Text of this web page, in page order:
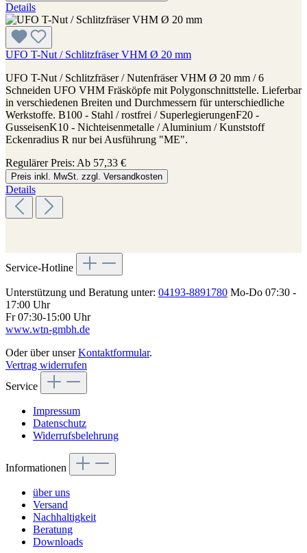
Details
UFO T-Nut / Schlitzfräser VHM Ø 20 mm
UFO T-Nut / Schlitzfräser / Nutenfräser VHM Ø 20 mm / 6
Schneiden UFO VHM Fräsköpfe mit Polygonschnittstelle. Lieferbar
in verschiedenen Breiten und Durchmessern für unterschiedliche
Werkstoffe. B100 - Stahl / rostfrei / SuperlegierungenF20 -
GusseisenK10 - Nichteisenmetalle / Aluminium / Kunststoff
Eckenradius R nur bei Ausführung "ME".
Regulärer Preis: Ab 57,33 €
Preis inkl. MwSt. zzgl. Versandkosten
Details
Service-Hotline
Unterstützung und Beratung unter: 04193-8891780 Mo-Do 07:30 -
17:00 Uhr
Fr 07:30-15:00 Uhr
www.wtn-gmbh.de
Oder über unserKontaktformular.
Vertrag widerrufen
Service
Impressum
Datenschutz
Widerrufsbelehrung
Informationen
über uns
Versand
Nachhaltigkeit
Beratung
Downloads